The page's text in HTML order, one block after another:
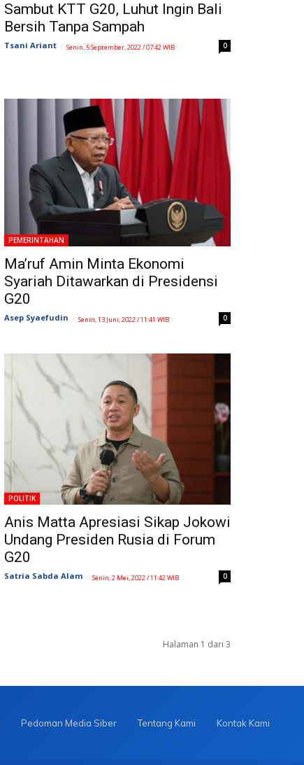
Sambut KTT G20, Luhut Ingin Bali
Bersih Tanpa Sampah
Tsani Ariant - Senin, 5 September, 2022 / 07:42 WIB 0
PEMERINTAHAN
Ma’ruf Amin Minta Ekonomi
Syariah Ditawarkan di Presidensi
G20
Asep Syaefudin - Senin, 13 Juni, 2022 / 11:41 WIB 0
POLITIK
Anis Matta Apresiasi Sikap Jokowi
Undang Presiden Rusia di Forum
G20
Satria Sabda Alam - Senin, 2 Mei, 2022 / 11:42 WIB 0
Halaman 1 dari 3
Pedoman Media Siber Tentang Kami Kontak Kami